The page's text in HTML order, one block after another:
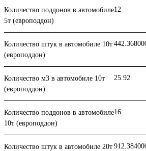
Количество поддонов в автомобиле
5т (европоддон)
12
Количество штук в автомобиле 10т
(европоддон)
Количество м3 в автомобиле 10т
(европоддон)
25.92
Количество поддонов в автомобиле
10т (европоддон)
16
Количество штук в автомобиле 20т